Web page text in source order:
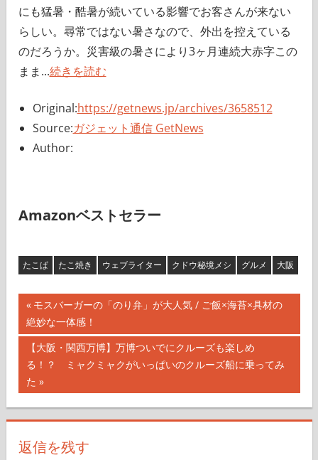
にも猛暑・酷暑が続いている影響でお客さんが来ない
らしい。尋常ではない暑さなので、外出を控えている
のだろうか。災害級の暑さにより3ヶ月連続大赤字この
まま...続きを読む
Original:https://getnews.jp/archives/3658512
Source:ガジェット通信 GetNews
Author:
Amazonベストセラー
たこぱ たこ焼き ウェブライター クドウ秘境メシ グルメ 大阪
投
稿
ナ
ビ
ゲ
ー
前
の
記
事:
モスバーガーの「のり弁」が大人気 / ご飯×海苔×具材の
絶妙な一体感！
次
の
記
事:
【大阪・関西万博】万博ついでにクルーズも楽しめ
る！？ ミャクミャクがいっぱいのクルーズ船に乗ってみ
た
返信を残す